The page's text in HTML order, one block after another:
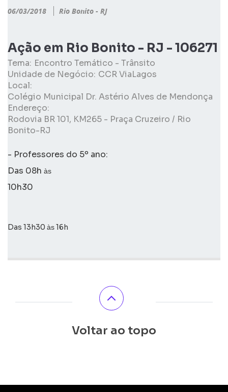
06/03/2018 Rio Bonito - RJ
Ação em Rio Bonito - RJ - 106271
Tema: Encontro Temático - Trânsito
Unidade de Negócio: CCR ViaLagos
Local:
Colégio Municipal Dr. Astério Alves de Mendonça
Endereço:
Rodovia BR 101, KM265 - Praça Cruzeiro / Rio
Bonito-RJ
- Professores do 5º ano:
Das 08h às
10h30
Das 13h30 às16h
Voltar ao topo